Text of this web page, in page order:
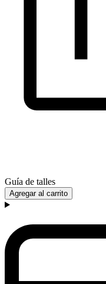
Guía de talles
Agregar al carrito